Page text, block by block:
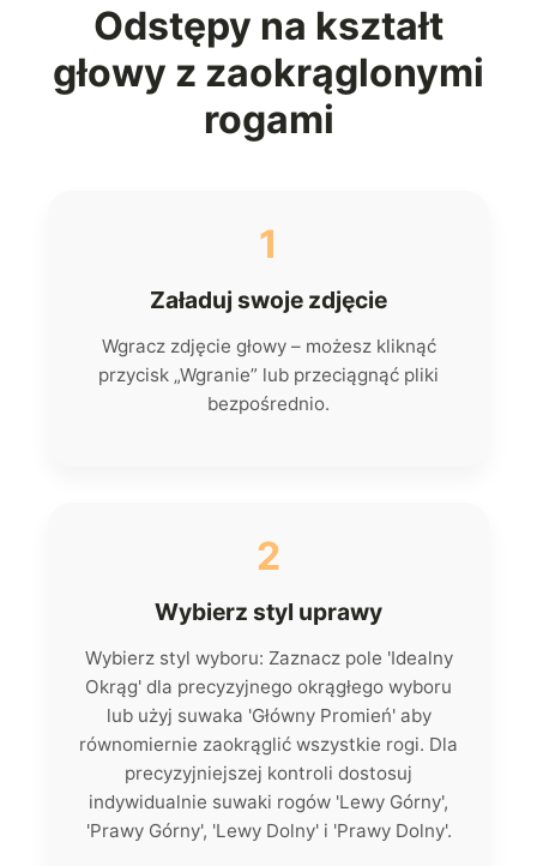
Odstępy na kształt
głowy z zaokrąglonymi
rogami
1
Załaduj swoje zdjęcie
Wgracz zdjęcie głowy – możesz kliknąć
przycisk „Wgranie” lub przeciągnąć pliki
bezpośrednio.
2
Wybierz styl uprawy
Wybierz styl wyboru: Zaznacz pole 'Idealny
Okrąg' dla precyzyjnego okrągłego wyboru
lub użyj suwaka 'Główny Promień' aby
równomiernie zaokrąglić wszystkie rogi. Dla
precyzyjniejszej kontroli dostosuj
indywidualnie suwaki rogów 'Lewy Górny',
'Prawy Górny', 'Lewy Dolny' i 'Prawy Dolny'.